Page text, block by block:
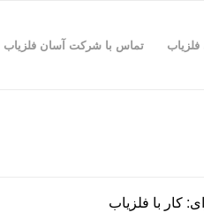
تماس با شرکت آسان فلزیاب
کار با فلزیاب